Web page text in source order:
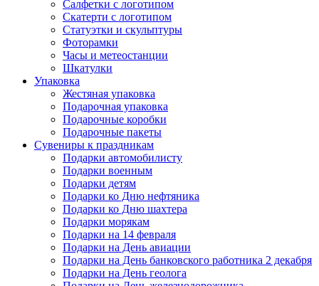
Салфетки с логотипом
Скатерти с логотипом
Статуэтки и скульптуры
Фоторамки
Часы и метеостанции
Шкатулки
Упаковка
Жестяная упаковка
Подарочная упаковка
Подарочные коробки
Подарочные пакеты
Сувениры к праздникам
Подарки автомобилисту
Подарки военным
Подарки детям
Подарки ко Дню нефтяника
Подарки ко Дню шахтера
Подарки морякам
Подарки на 14 февраля
Подарки на День авиации
Подарки на День банковского работника 2 декабря
Подарки на День геолога